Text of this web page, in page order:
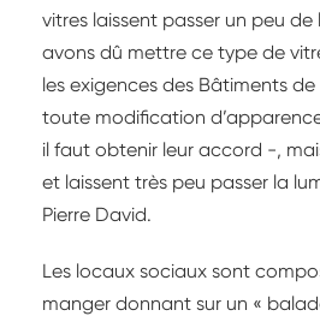
vitres laissent passer un peu de
avons dû mettre ce type de
les exigences des Bâtiments
toute modification
il faut obtenir leur accord -,
et laissent très peu passer la
Pierre David.
Les locaux sociaux sont
manger donnant sur un «